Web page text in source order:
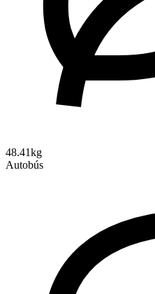
48.41kg
Autobús